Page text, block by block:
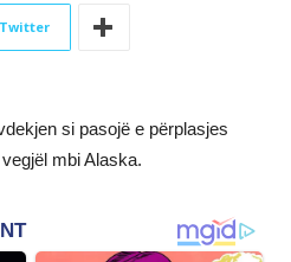
Twitter
si pasojë e përplasjes
mbi Alaska.